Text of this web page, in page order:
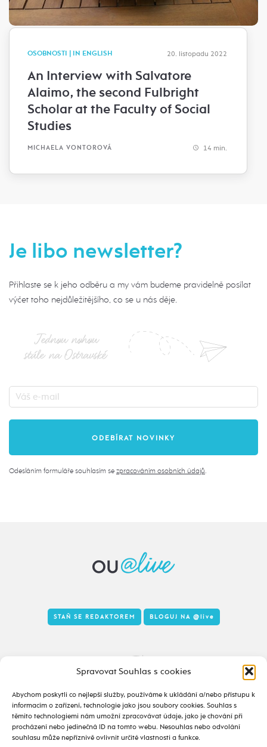
Spravovat Souhlas s cookies
Abychom poskytli co nejlepší služby, používáme k ukládání a/nebo přístupu k
informacím o zařízení, technologie jako jsou soubory cookies. Souhlas s
těmito technologiemi nám umožní zpracovávat údaje, jako je chování při
procházení nebo jedinečná ID na tomto webu. Nesouhlas nebo odvolání
souhlasu může nepříznivě ovlivnit určité vlastnosti a funkce.
OSOBNOSTI | IN ENGLISH 20. listopadu 2022
An Interview with Salvatore
Alaimo, the second Fulbright
Scholar at the Faculty of Social
Studies
MICHAELA VONTOROVÁ 14 min.
Je libo newsletter?
Přihlaste se k jeho odběru a my vám budeme pravidelně posílat
výčet toho nejdůležitějšího, co se u nás děje.
Jednou nohou
stále na Ostravské
Odesláním formuláře souhlasím se zpracováním osobních údajů
Tady to taky žije
STAŇ SE REDAKTOREM BLOGUJ NA @live